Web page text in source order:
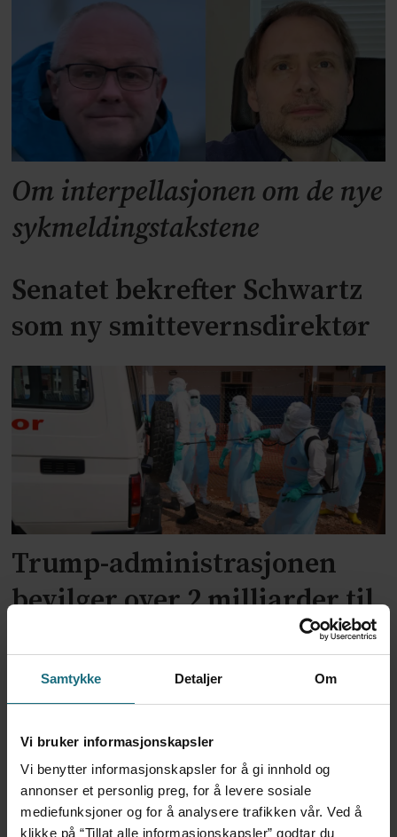
Samtykke Detaljer Om
Vi bruker informasjonskapsler
Vi benytter informasjonskapsler for å gi innhold og
annonser et personlig preg, for å levere sosiale
mediefunksjoner og for å analysere trafikken vår. Ved å
klikke på “Tillat alle informasjonskapsler” godtar du
Om interpellasjonen om de nye
sykmeldingstakstene
Senatet bekrefter Schwartz
som ny smittevernsdirektør
Trump-administrasjonen
bevilger over 2 milliarder til